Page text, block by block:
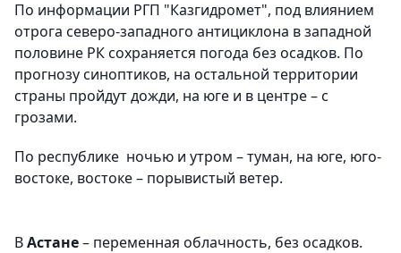
По информации РГП "Казгидромет", под влиянием
отрога северо-западного антициклона в западной
половине РК сохраняется погода без осадков. По
прогнозу синоптиков, на остальной территории
страны пройдут дожди, на юге и в центре – с
грозами.
По республике ночью и утром – туман, на юге, юго-
востоке, востоке – порывистый ветер.
ВАстане– переменная облачность, без осадков.